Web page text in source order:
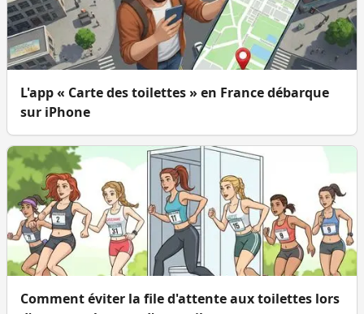
L'app « Carte des toilettes » en France débarque
sur iPhone
Comment éviter la file d'attente aux toilettes lors